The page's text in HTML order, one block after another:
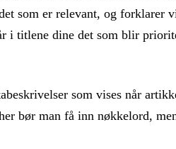
som er relevant, og
i titlene dine det som blir
som vises når
bør man få inn nøkkelord,